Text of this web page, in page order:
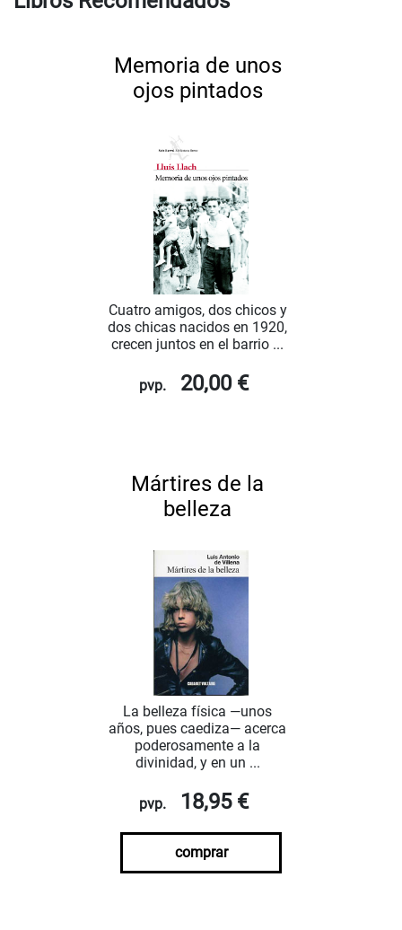
Memoria de unos
ojos pintados
Cuatro amigos, dos chicos y
dos chicas nacidos en 1920,
crecen juntos en el barrio ...
pvp. 20,00 €
Mártires de la
belleza
La belleza física —unos
años, pues caediza— acerca
poderosamente a la
divinidad, y en un ...
pvp. 18,95 €
comprar